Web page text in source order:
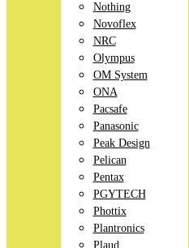
Nothing
Novoflex
NRC
Olympus
OM System
ONA
Pacsafe
Panasonic
Peak Design
Pelican
Pentax
PGYTECH
Phottix
Plantronics
Plaud